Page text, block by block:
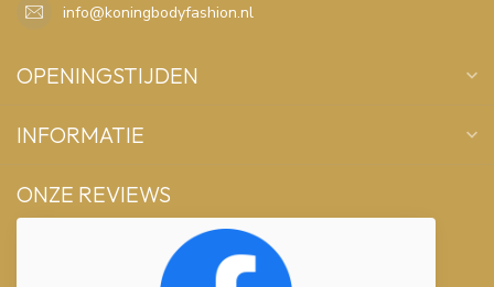
info@koningbodyfashion.nl
OPENINGSTIJDEN
INFORMATIE
ONZE REVIEWS